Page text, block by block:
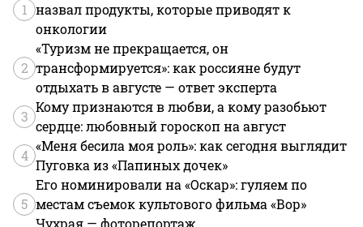
1 назвал продукты, которые приводят к
онкологии
2
«Туризм не прекращается, он
трансформируется»: как россияне будут
отдыхать в августе — ответ эксперта
3
Кому признаются в любви, а кому разобьют
сердце: любовный гороскоп на август
4
«Меня бесила моя роль»: как сегодня выглядит
Пуговка из «Папиных дочек»
5
Его номинировали на «Оскар»: гуляем по
местам съемок культового фильма «Вор»
Чухрая — фоторепортаж